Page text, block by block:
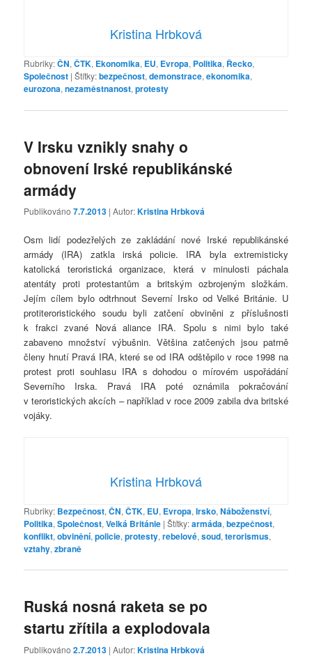
Kristina Hrbková
Rubriky:ČN,ČTK, Ekonomika, EU, Evropa, Politika, Řecko,
Společnost |Štítky:bezpečnost,demonstrace,ekonomika,
eurozona,nezaměstnanost,protesty
V Irsku vznikly snahy o
obnovení Irské republikánské
armády
Publikováno7.7.2013 | Autor:Kristina Hrbková
Osm lidí podezřelých ze zakládání nové Irské republikánské
armády (IRA) zatkla irská policie. IRA byla extremisticky
katolická teroristická organizace, která v minulosti páchala
atentáty proti protestantům a britským ozbrojeným složkám.
Jejím cílem bylo odtrhnout Severní Irsko od Velké Británie. U
protiteroristického soudu byli zatčení obviněni z příslušnosti
k frakci zvané Nová aliance IRA. Spolu s nimi bylo také
zabaveno množství výbušnin. Většina zatčených jsou patrně
členy hnutí Pravá IRA, které se od IRA odštěpilo v roce 1998 na
protest proti souhlasu IRA s dohodou o mírovém uspořádání
Severního Irska. Pravá IRA poté oznámila pokračování
v teroristických akcích – například v roce 2009 zabila dva britské
vojáky.
Kristina Hrbková
Rubriky: Bezpečnost,ČN,ČTK, EU, Evropa,Irsko,Náboženství,
Politika,Společnost,Velká Británie |Štítky:armáda,bezpečnost,
konflikt,obvinění,policie,protesty,rebelové,soud,terorismus,
vztahy,zbraně
Ruská nosná raketa se po
startu zřítila a explodovala
Publikováno2.7.2013 | Autor:Kristina Hrbková